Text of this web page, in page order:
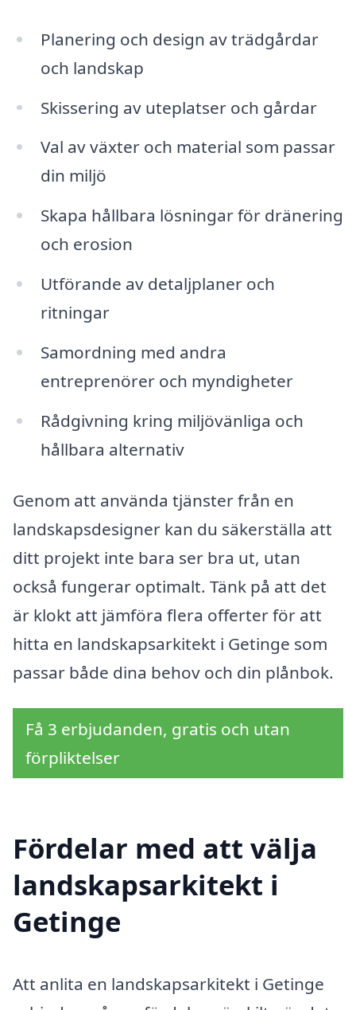
Planering och design av trädgårdar
och landskap
Skissering av uteplatser och gårdar
Val av växter och material som passar
din miljö
Skapa hållbara lösningar för dränering
och erosion
Utförande av detaljplaner och
ritningar
Samordning med andra
entreprenörer och myndigheter
Rådgivning kring miljövänliga och
hållbara alternativ
Genom att använda tjänster från en
landskapsdesigner kan du säkerställa att
ditt projekt inte bara ser bra ut, utan
också fungerar optimalt. Tänk på att det
är klokt att jämföra flera offerter för att
hitta en landskapsarkitekt i Getinge som
passar både dina behov och din plånbok.
Få 3 erbjudanden, gratis och utan
förpliktelser
Fördelar med att välja
landskapsarkitekt i
Getinge
Att anlita en landskapsarkitekt i Getinge